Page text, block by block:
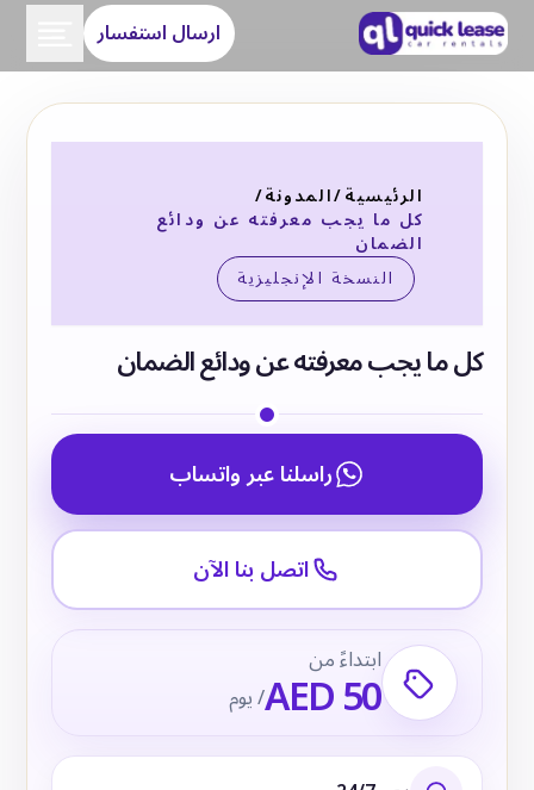
ارسال استفسار
الرئيسية/المدونة/
كل ما يجب معرفته عن ودائع
الضمان
النسخة الإنجليزية
كل ما يجب معرفته عن ودائع الضمان
راسلنا عبر واتساب
اتصل بنا الآن
ابتداءً من
AED 50/ يوم